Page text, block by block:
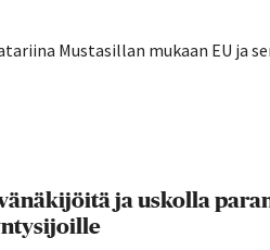
Mustasillan mukaan EU ja
ja uskolla